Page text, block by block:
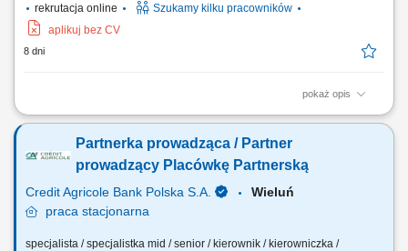
rekrutacja online
Szukamy kilku pracowników
aplikuj bez CV
8 dni
pokaż opis
Zakres obowiązków: Telefoniczny kontakt z klientami zainteresowanymi
edukacji finansowej. Budowanie długofalowych relacji z klientami.
Pozyskiwanie nowych klientów i rozwijanie współpracy z partnerami
Partnerka prowadząca / Partner
prowadzący Placówkę Partnerską
Credit Agricole Bank Polska S.A.
Wieluń
praca stacjonarna
specjalista / specjalistka mid / senior / kierownik / kierowniczka /